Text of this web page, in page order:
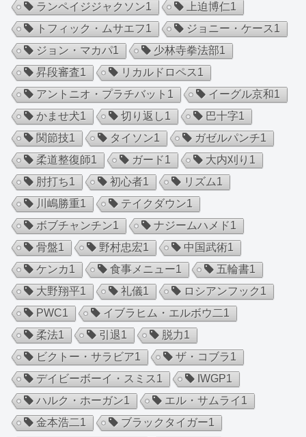
ランペイジジャクソン1 上迫博仁1
トフィック・ムサエフ1 ジョニー・ケース1
ジョン・マカパ1 少林寺拳法部1
昇段審査1 リカルドロペス1
アントニオ・プラチバット 1 イーグル京和1
かませ犬1 切り返し1 巴十字1
関節技1 タイソン1 ガゼルパンチ1
柔道整復師1 ガード1 大内刈り 1
肘打ち1 初心者1 リズム1
川嶋勝重1 テイクダウン1
ボブチャンチン1 ナジームハメド1
骨盤1 野村忠宏1 中国武術1
ケンカ1 食事メニュー1 五輪書1
大野翔平1 礼儀1 ロシアンフック1
PWC1 イブラヒム・エルボウ二1
柔法1 引退1 脱力1
ビクトー・サラビア1 ザ・コブラ1
デイビーボーイ・スミス1 IWGP1
ハルク・ホーガン1 エル・サムライ 1
金本浩二1 ブラックタイガー1